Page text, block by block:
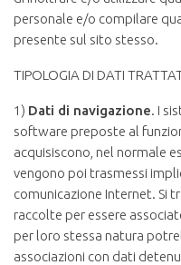
personale e/o compilare
presente sul sito stesso.
TIPOLOGIA DI DATI
1) Dati di navigazione. I
software preposte al
acquisiscono, nel normale
vengono poi trasmessi
comunicazione Internet. Si
raccolte per essere
per loro stessa natura
associazioni con dati